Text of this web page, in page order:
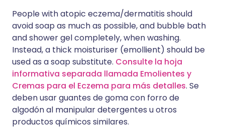
People with atopic eczema/dermatitis should
avoid soap as much as possible, and bubble bath
and shower gel completely, when washing.
Instead, a thick moisturiser (emollient) should be
used as a soap substitute. Consulte la hoja
informativa separada llamada Emolientes y
Cremas para el Eczema para más detalles. Se
deben usar guantes de goma con forro de
algodón al manipular detergentes u otros
productos químicos similares.